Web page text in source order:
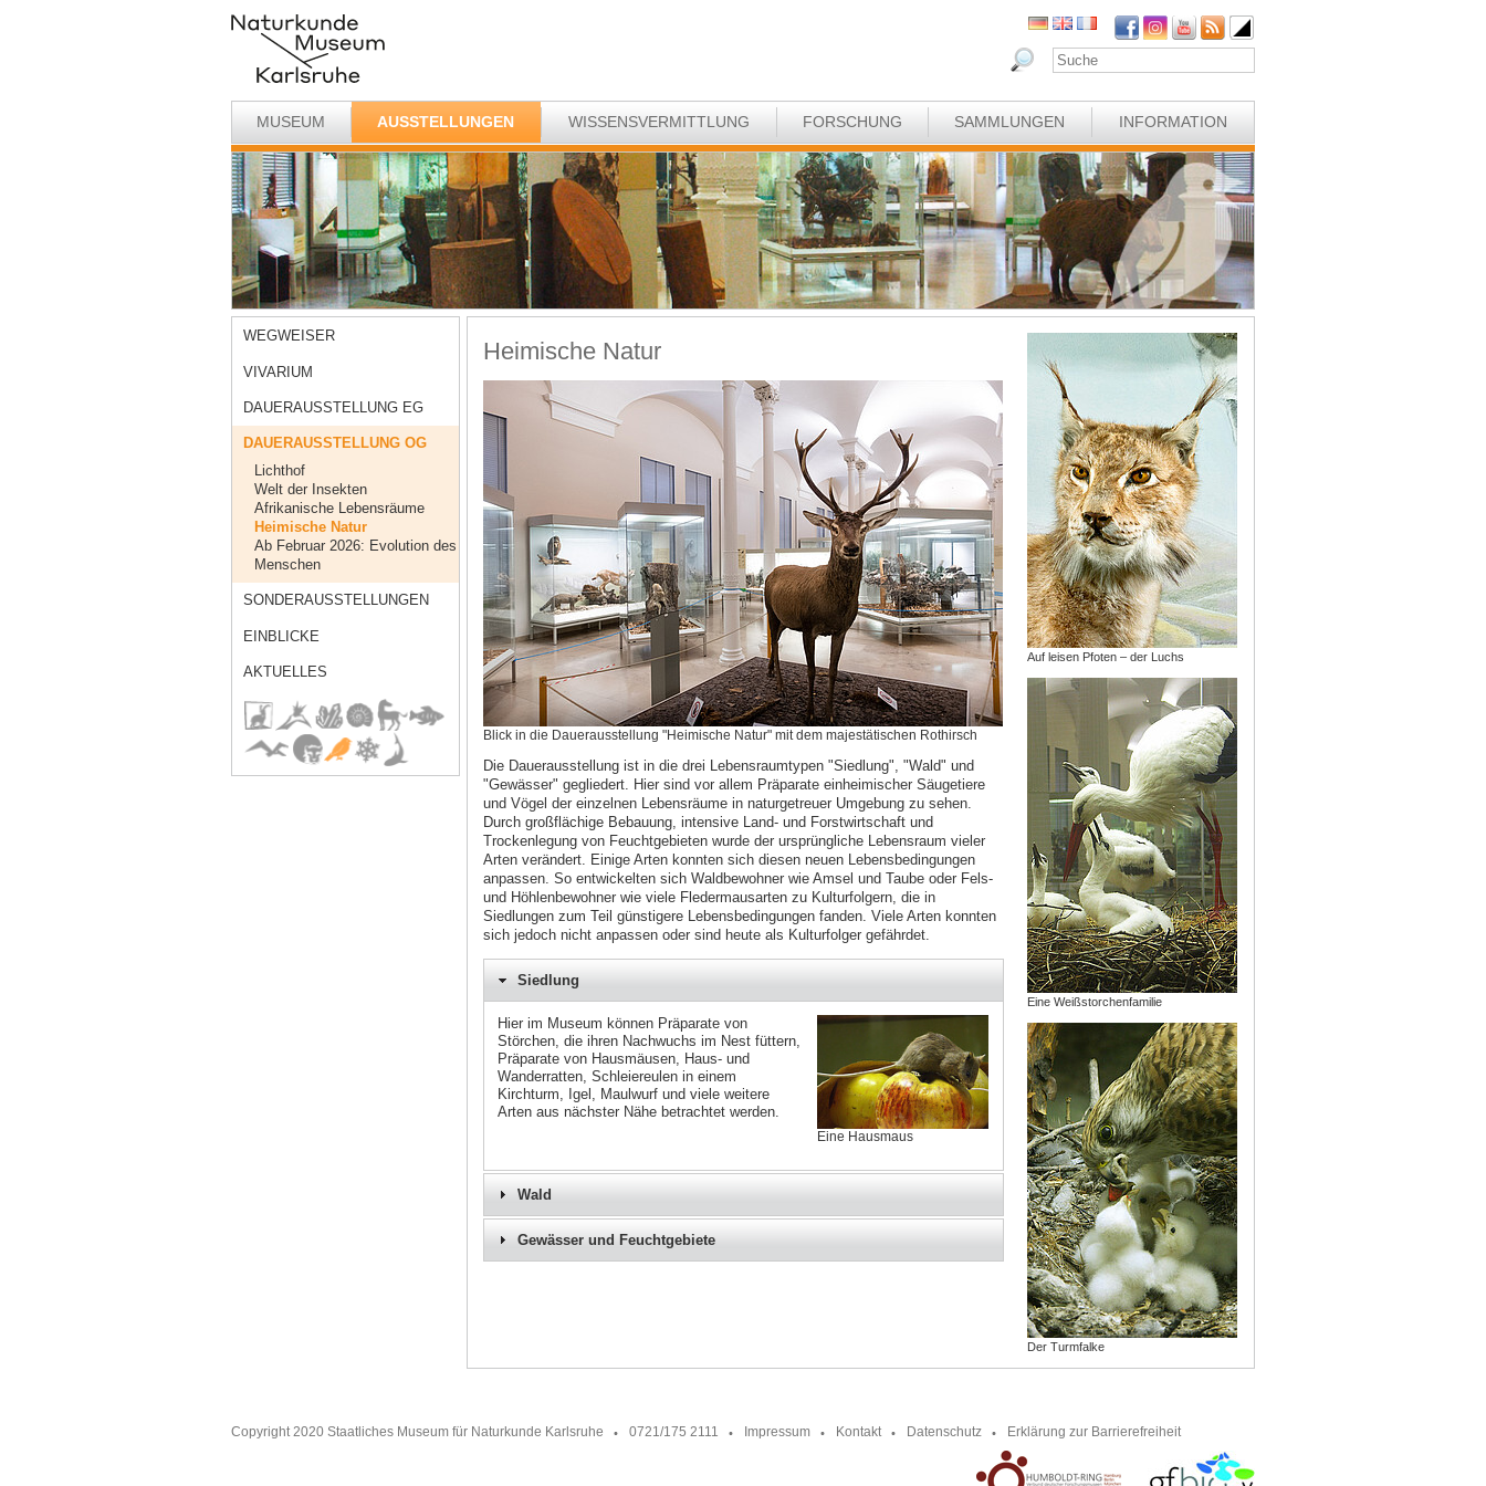
MUSEUM AUSSTELLUNGEN WISSENSVERMITTLUNG FORSCHUNG SAMMLUNGEN INFORMATION
WEGWEISER
VIVARIUM
DAUERAUSSTELLUNG EG
DAUERAUSSTELLUNG OG
Lichthof
Welt der Insekten
Afrikanische Lebensräume
Heimische Natur
Ab Februar 2026: Evolution des
Menschen
SONDERAUSSTELLUNGEN
EINBLICKE
AKTUELLES
Heimische Natur
Blick in die Dauerausstellung "Heimische Natur" mit dem majestätischen Rothirsch
Die Dauerausstellung ist in die drei Lebensraumtypen "Siedlung", "Wald" und
"Gewässer" gegliedert. Hier sind vor allem Präparate einheimischer Säugetiere
und Vögel der einzelnen Lebensräume in naturgetreuer Umgebung zu sehen.
Durch großflächige Bebauung, intensive Land- und Forstwirtschaft und
Trockenlegung von Feuchtgebieten wurde der ursprüngliche Lebensraum vieler
Arten verändert. Einige Arten konnten sich diesen neuen Lebensbedingungen
anpassen. So entwickelten sich Waldbewohner wie Amsel und Taube oder Fels-
und Höhlenbewohner wie viele Fledermausarten zu Kulturfolgern, die in
Siedlungen zum Teil günstigere Lebensbedingungen fanden. Viele Arten konnten
sich jedoch nicht anpassen oder sind heute als Kulturfolger gefährdet.
Siedlung
Eine Hausmaus
Hier im Museum können Präparate von
Störchen, die ihren Nachwuchs im Nest füttern,
Präparate von Hausmäusen, Haus- und
Wanderratten, Schleiereulen in einem
Kirchturm, Igel, Maulwurf und viele weitere
Arten aus nächster Nähe betrachtet werden.
Wald
Gewässer und Feuchtgebiete
Auf leisen Pfoten – der Luchs
Eine Weißstorchenfamilie
Der Turmfalke
Copyright 2020 Staatliches Museum für Naturkunde Karlsruhe 0721/175 2111 Impressum Kontakt Datenschutz Erklärung zur Barrierefreiheit